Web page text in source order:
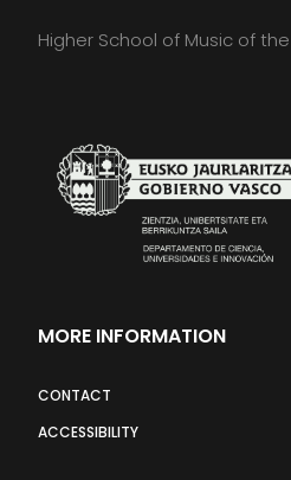
Higher School of Music of
MORE INFORMATION
CONTACT
ACCESSIBILITY